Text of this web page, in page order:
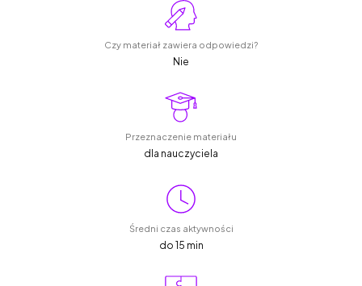
Czy materiał zawiera odpowiedzi?
Nie
Przeznaczenie materiału
dla nauczyciela
Średni czas aktywności
do 15 min